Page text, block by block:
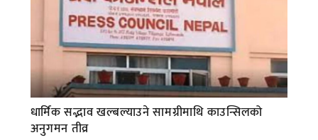
धार्मिक सद्भाव खल्बल्याउने सामग्रीमाथि काउन्सिलको
अनुगमन तीव्र